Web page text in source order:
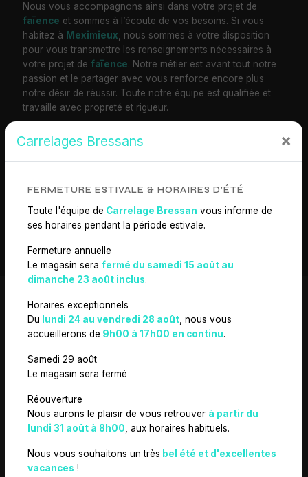
Carrelages Bressans ×
FERMETURE ESTIVALE & HORAIRES D'ÉTÉ
Toute l'équipe de Carrelage Bressan vous informe de
ses horaires pendant la période estivale.
Fermeture annuelle
Le magasin sera fermé du samedi 15 août au
dimanche 23 août inclus.
Horaires exceptionnels
Du lundi 24 au vendredi 28 août , nous vous
accueillerons de 9h00 à 17h00 en continu.
Samedi 29 août
Le magasin sera fermé
Réouverture
Nous aurons le plaisir de vous retrouver à partir du
lundi 31 août à 8h00 , aux horaires habituels.
Nous vous souhaitons un très bel été et d'excellentes
vacances !
Nous vous accompagnons ainsi dans votre projet de
faïence et sommes à l’écoute de vos besoins. Si vous
habitez à Meximieux , nous sommes à votre disposition
pour vous transmettre les renseignements nécessaires à
votre projet de faïence. Notre métier est avant tout notre
passion et le partager avec vous renforce encore plus
notre désir de réussir. Toute notre équipe est qualifiée et
travaille avec propreté et rigueur.
CONTACTEZ-NOUS
NOUS CONTACTER